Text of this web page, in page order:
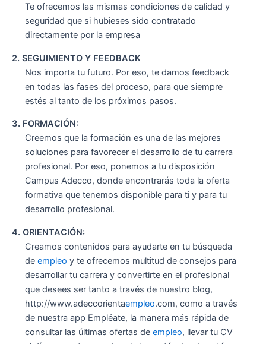
Te ofrecemos las mismas condiciones de calidad y
seguridad que si hubieses sido contratado
directamente por la empresa
2. SEGUIMIENTO Y FEEDBACK
Nos importa tu futuro. Por eso, te damos feedback
en todas las fases del proceso, para que siempre
estés al tanto de los próximos pasos.
3. FORMACIÓN:
Creemos que la formación es una de las mejores
soluciones para favorecer el desarrollo de tu carrera
profesional. Por eso, ponemos a tu disposición
Campus Adecco, donde encontrarás toda la oferta
formativa que tenemos disponible para ti y para tu
desarrollo profesional.
4. ORIENTACIÓN:
Creamos contenidos para ayudarte en tu búsqueda
de empleo y te ofrecemos multitud de consejos para
desarrollar tu carrera y convertirte en el profesional
que desees ser tanto a través de nuestro blog,
http://www.adeccorientaempleo.com, como a través
de nuestra app Empléate, la manera más rápida de
consultar las últimas ofertas de empleo, llevar tu CV